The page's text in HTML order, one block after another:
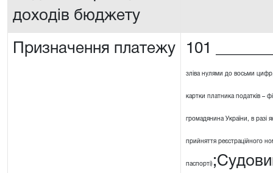
доходів бюджету
Призначення платежу 101
зліва нулями до восьми
картки платника податків –
громадянина України, в разі
прийняття реєстраційного
паспорті)